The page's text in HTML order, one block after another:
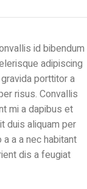
id bibendum
adipiscing
porttitor a
risus. Convallis
mi a dapibus et
duis aliquam per
a a nec habitant
dis a feugiat